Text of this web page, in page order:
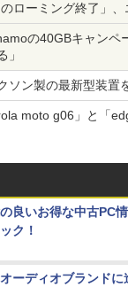
ローミング終了」、
課題
の40GBキャンペ
」
ソン製の最新型装置
moto g06」と「
良いお得な中古PC
ク！
ーディオブランド